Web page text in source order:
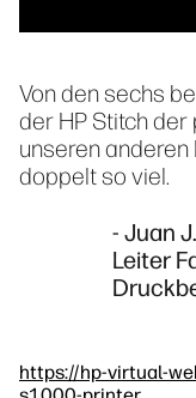
Von den sechs
der HP Stitch der
unseren
doppelt so viel.
- Juan
Leiter
https://hp-virtual-